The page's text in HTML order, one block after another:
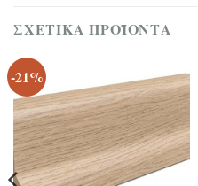
ΣΧΕΤΙΚΆ ΠΡΟΪΌΝΤΑ
-21%